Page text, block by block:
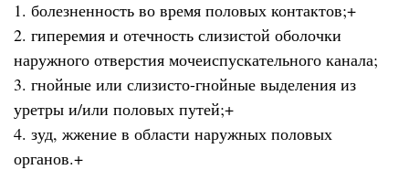
1. болезненность во время половых контактов;+
2. гиперемия и отечность слизистой оболочки
наружного отверстия мочеиспускательного канала;
3. гнойные или слизисто-гнойные выделения из
уретры и/или половых путей;+
4. зуд, жжение в области наружных половых
органов.+